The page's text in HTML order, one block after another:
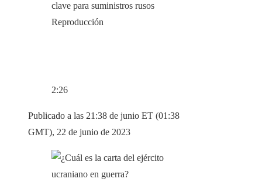
Reproducción
2:26
Publicado a las 21:38 de junio ET (01:38
GMT), 22 de junio de 2023